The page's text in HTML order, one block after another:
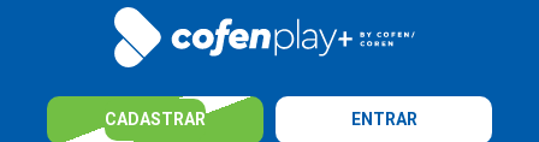
CADASTRAR ENTRAR